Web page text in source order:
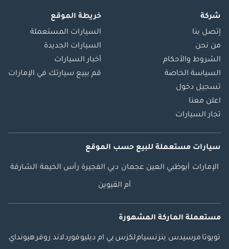
شركة
إتصل بنا
من نحن
الشروط والأحكام
السياسة الخاصة
تسجيل دخول
اعلن معنا
تجار السيارات
خريطة الموقع
السيارات المستعملة
السيارات الجديدة
أخبار السيارات
قم ببيع سيارتك في الإمارات
سيارات مستعملة للبيع حسب الموقع
الإمارات أبوظبي العين عجمان دبي الفجيرة رأس الخيمة الشارقة
أم القيوين
مستعملة الماركة المشهورة
تويوتا مرسيدس بنزنسياملكزس بي ام دبليوفوردلاند روفرهيونداي